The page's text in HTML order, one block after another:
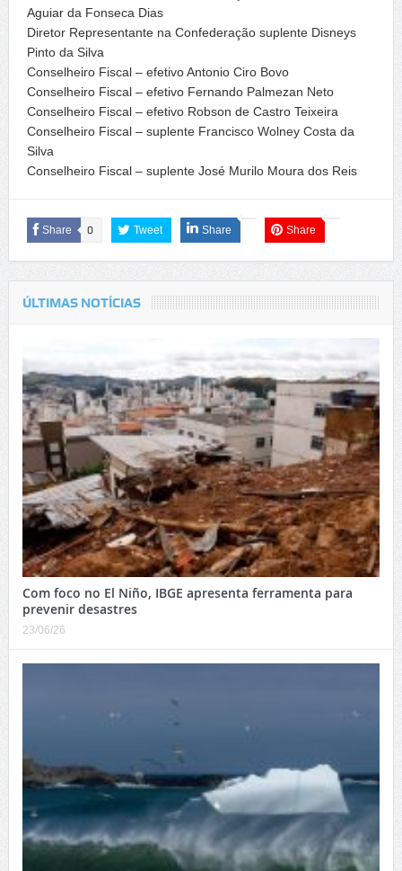
Aguiar da Fonseca Dias
Diretor Representante na Confederação suplente Disneys
Pinto da Silva
Conselheiro Fiscal – efetivo Antonio Ciro Bovo
Conselheiro Fiscal – efetivo Fernando Palmezan Neto
Conselheiro Fiscal – efetivo Robson de Castro Teixeira
Conselheiro Fiscal – suplente Francisco Wolney Costa da
Silva
Conselheiro Fiscal – suplente José Murilo Moura dos Reis
Share 0 Tweet Share Share
ÚLTIMAS NOTÍCIAS
Com foco no El Niño, IBGE apresenta ferramenta para
prevenir desastres
23/06/26